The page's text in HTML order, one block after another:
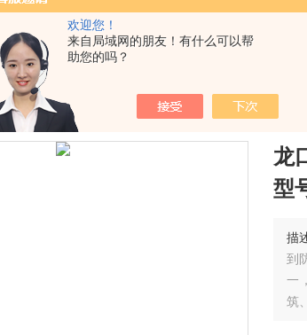
欢迎您！
来自局域网的朋友！有什么可以帮
助您的吗？
：首页
龙
型
描
到
一
筑